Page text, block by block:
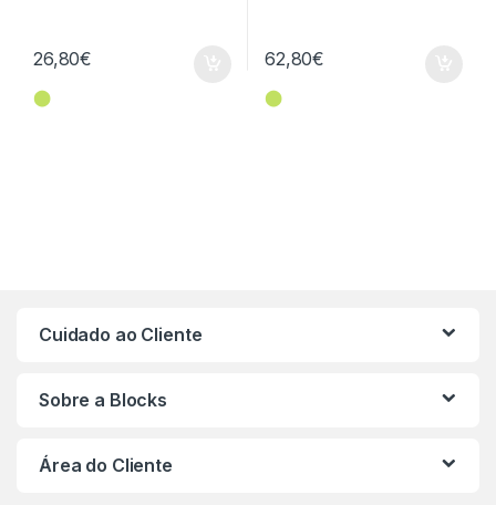
26,80€
⬤
62,80€
⬤
Cuidado ao Cliente
Sobre a Blocks
Área do Cliente